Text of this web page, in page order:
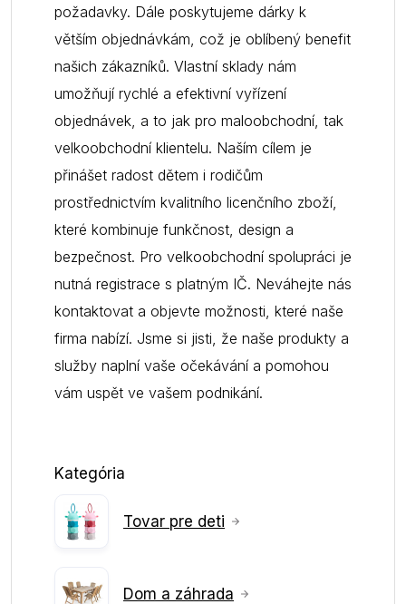
požadavky. Dále poskytujeme dárky k
větším objednávkám, což je oblíbený benefit
našich zákazníků. Vlastní sklady nám
umožňují rychlé a efektivní vyřízení
objednávek, a to jak pro maloobchodní, tak
velkoobchodní klientelu. Naším cílem je
přinášet radost dětem i rodičům
prostřednictvím kvalitního licenčního zboží,
které kombinuje funkčnost, design a
bezpečnost. Pro velkoobchodní spolupráci je
nutná registrace s platným IČ. Neváhejte nás
kontaktovat a objevte možnosti, které naše
firma nabízí. Jsme si jisti, že naše produkty a
služby naplní vaše očekávání a pomohou
vám uspět ve vašem podnikání.
Kategória
Tovar pre deti
Dom a záhrada